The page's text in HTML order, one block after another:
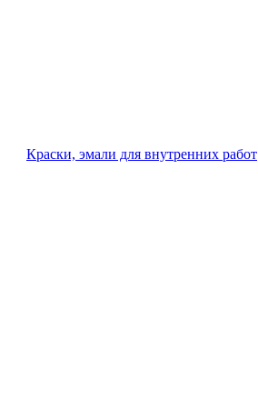
Краски, эмали для внутренних работ